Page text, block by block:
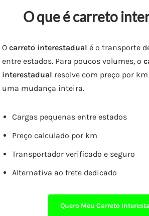
O que é carreto
Ocarreto interestadual é o transporte
entre estados. Para poucos volumes, o
interestadual resolve com preço por
uma mudança inteira.
Cargas pequenas entre estados
Preço calculado por km
Transportador verificado e seguro
Alternativa ao frete dedicado
Quero Meu Carreto